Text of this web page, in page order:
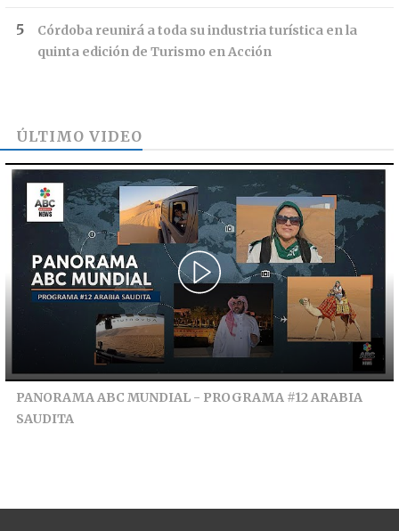
Córdoba reunirá a toda su industria turística en la
quinta edición de Turismo en Acción
ÚLTIMO VIDEO
PANORAMA ABC MUNDIAL - PROGRAMA #12 ARABIA
SAUDITA